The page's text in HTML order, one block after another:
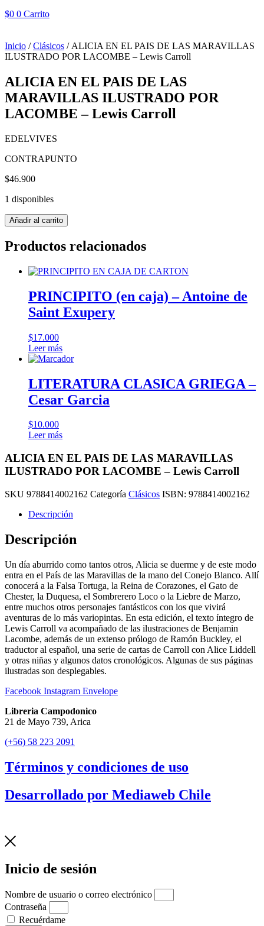
$0 0 Carrito
Inicio /Clásicos / ALICIA EN EL PAIS DE LAS MARAVILLAS
ILUSTRADO POR LACOMBE – Lewis Carroll
ALICIA EN EL PAIS DE LAS
MARAVILLAS ILUSTRADO POR
LACOMBE – Lewis Carroll
EDELVIVES
CONTRAPUNTO
$46.900
1 disponibles
ALICIA
EN
EL
PAIS
LAS
ILUSTRADO
LACOMBE
Carroll
cantidad
Añadir al carrito
Productos relacionados
PRINCIPITO (en caja) – Antoine de
Saint Exupery
$17.000
Leer más
LITERATURA CLASICA GRIEGA –
Cesar Garcia
$10.000
Leer más
ALICIA EN EL PAIS DE LAS MARAVILLAS
ILUSTRADO POR LACOMBE – Lewis Carroll
SKU 9788414002162 Categoría Clásicos ISBN: 9788414002162
Descripción
Descripción
Un día aburrido como tantos otros, Alicia se duerme y de este modo
entra en el País de las Maravillas de la mano del Conejo Blanco. Allí
conocerá a la Falsa Tortuga, la Reina de Corazones, el Gato de
Chester, la Duquesa, el Sombrerero Loco o la Liebre de Marzo,
entre muchos otros personajes fantásticos con los que vivirá
aventuras de lo más variopintas. En esta edición, el texto íntegro de
Lewis Carroll va acompañado de las ilustraciones de Benjamin
Lacombe, además de un extenso prólogo de Ramón Buckley, el
traductor al español, una serie de cartas de Carroll con Alice Liddell
y otras niñas y algunos datos cronológicos. Algunas de sus páginas
ilustradas son desplegables.
Facebook Instagram Envelope
Libreria Campodonico
21 de Mayo 739, Arica
(+56) 58 223 2091
Términos y condiciones de uso
Desarrollado por Mediaweb Chile
Inicio de sesión
Nombre de usuario o correo electrónico
Contraseña
Recuérdame